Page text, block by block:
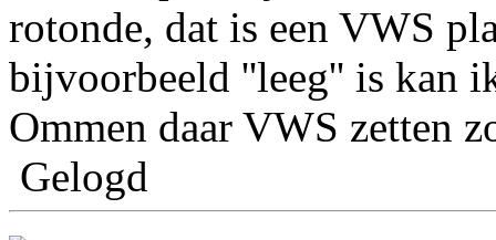
rotonde, dat is een VWS
bijvoorbeeld ''leeg'' is kan
Ommen daar VWS zetten
Gelogd